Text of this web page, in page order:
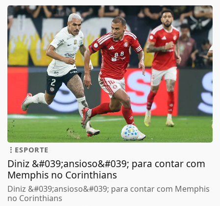
ESPORTE
Diniz &#039;ansioso&#039; para contar com
Memphis no Corinthians
Diniz &#039;ansioso&#039; para contar com Memphis
no Corinthians